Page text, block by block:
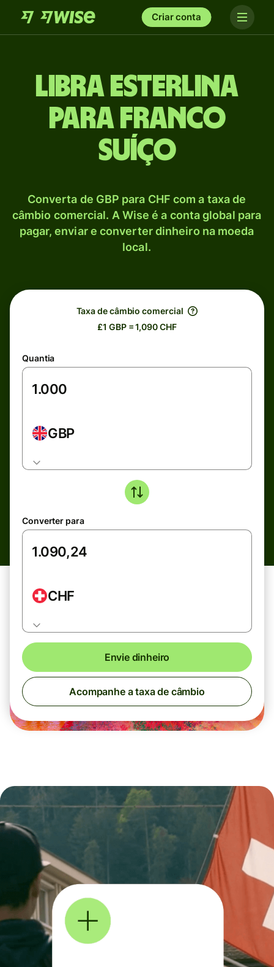
Criar conta
Libra esterlina
para Franco
suíço
Converta de GBP para CHF com a taxa de
câmbio comercial. A Wise é a conta global para
pagar, enviar e converter dinheiro na moeda
local.
Taxa de câmbio comercial
£1 GBP = 1,090 CHF
Quantia
GBP
Converter para
CHF
Envie dinheiro
Acompanhe a taxa de câmbio